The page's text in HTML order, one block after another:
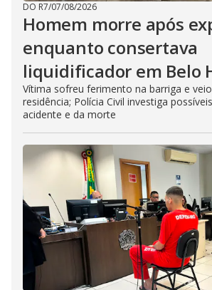
DO R7/07/08/2026
Homem morre após
enquanto consertava
liquidificador em Belo
Vítima sofreu ferimento na barriga e
residência; Polícia Civil investiga
acidente e da morte